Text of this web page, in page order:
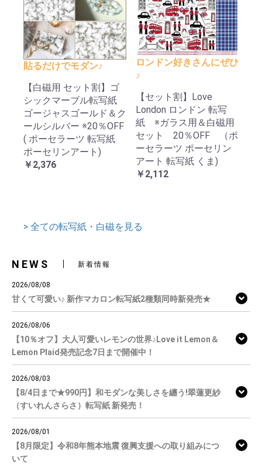
貼るだけでモダン♪
【白磁用 セット割】ゴ
シックマーブル転写紙
ゴージャスゴールド＆ク
ールシルバー ※20％OFF
( ポーセラーツ 転写紙
ポーセリンアート)
￥2,376
ロンドン好きさんにぜひ
♪
【セット割】Love
London ロンドン 転写
紙 ※ガラス用＆白磁用
セット 20％OFF （ポ
ーセラーツ ポーセリン
アート 転写紙 くま)
￥2,112
> 全ての転写紙・白磁を見る
NEWS 新着情報
2026/08/08
甘くて可愛い♪ 新作マカロン転写紙2種類同時新発売★
2026/08/06
【10％オフ】大人可愛いレモンの世界♪Love it Lemon＆
Lemon Plaid発売記念7日まで開催中！
2026/08/03
【8/4日まで★990円】和モダンな美しさを纏う!翠蓮更紗
（すいれんさらさ）転写紙 新発売！
2026/08/01
【8月限定】令和8年熊本地震 復興支援への取り組みにつ
いて